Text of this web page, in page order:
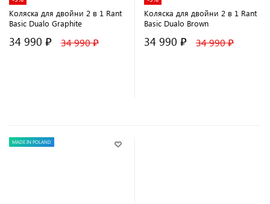
Коляска для двойни 2 в 1 Rant
Basic Dualo Graphite
34 990 ₽ 34 990 ₽
Коляска для двойни 2 в 1 Rant
Basic Dualo Brown
34 990 ₽ 34 990 ₽
MADE IN POLAND